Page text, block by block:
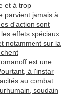
et à trop
parvient jamais à
d'action sont
effets spéciaux
notamment sur la
est une
à l'instar
au combat
soudain